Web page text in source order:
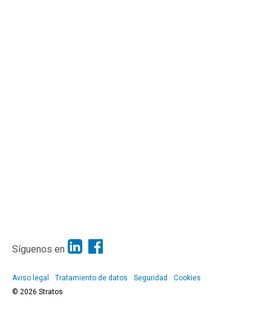
Síguenos en
Aviso legal Tratamiento de datos Seguridad
Cookies
© 2026 Stratos